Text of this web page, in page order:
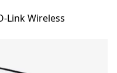
Link Wireless